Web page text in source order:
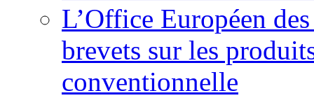
L’Office Européen
brevets sur les
conventionnelle